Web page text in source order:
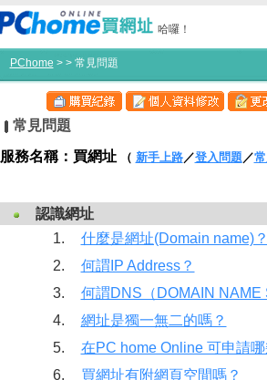
哈囉！
PChome > > 常見問題
常見問題
服務名稱：買網址（ 新手上路／登入問題 ／
認識網址
1.
什麼是網址(Domain name)？
2.
何謂IP Address？
3.
何謂DNS（DOMAIN NAME
4.
網址是獨一無二的嗎？
5.
在PC home Online 可申請
6.
買網址有附網頁空間嗎？